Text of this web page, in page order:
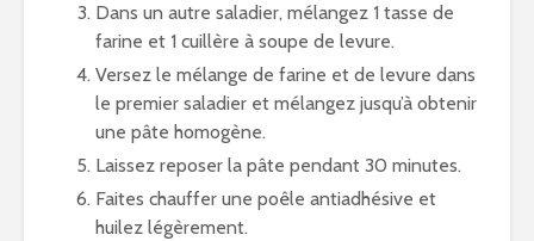
Dans un autre saladier, mélangez 1 tasse de
farine et 1 cuillère à soupe de levure.
Versez le mélange de farine et de levure dans
le premier saladier et mélangez jusqu’à obtenir
une pâte homogène.
Laissez reposer la pâte pendant 30 minutes.
Faites chauffer une poêle antiadhésive et
huilez légèrement.